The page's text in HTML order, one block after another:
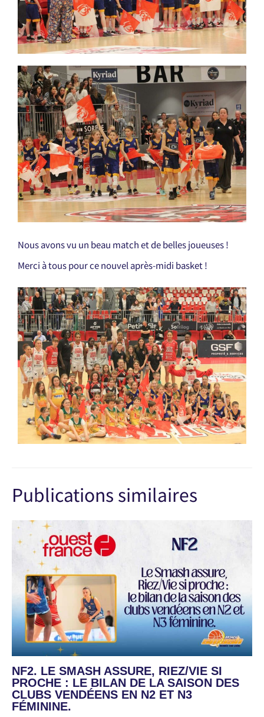
Nous avons vu un beau match et de belles joueuses !
Merci à tous pour ce nouvel après-midi basket !
Publications similaires
NF2. LE SMASH ASSURE, RIEZ/VIE SI
PROCHE : LE BILAN DE LA SAISON DES
CLUBS VENDÉENS EN N2 ET N3
FÉMININE.